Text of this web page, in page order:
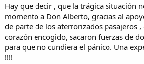
Hay que decir , que la trágica situación
momento a Don Alberto, gracias al
de parte de los aterrorizados pasajeros ,
corazón encogido, sacaron fuerzas de
para que no cundiera el pánico. Una
!!!!